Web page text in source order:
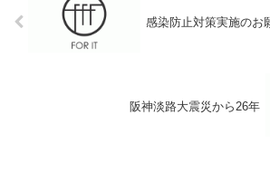
感染防止対策実施のお
阪神淡路大震災から26年